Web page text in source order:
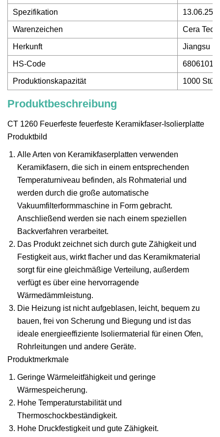
Spezifikation
Warenzeichen Cera Tec
Herkunft Jiangsu
HS-Code
Produktionskapazität 1000
Produktbeschreibung
CT 1260 Feuerfeste feuerfeste Keramikfaser-Isolierplatte
Produktbild
Alle Arten von Keramikfaserplatten verwenden
Keramikfasern, die sich in einem entsprechenden
Temperaturniveau befinden, als Rohmaterial und
werden durch die große automatische
Vakuumfilterformmaschine in Form gebracht.
Anschließend werden sie nach einem speziellen
Backverfahren verarbeitet.
Das Produkt zeichnet sich durch gute Zähigkeit und
Festigkeit aus, wirkt flacher und das Keramikmaterial
sorgt für eine gleichmäßige Verteilung, außerdem
verfügt es über eine hervorragende
Wärmedämmleistung.
Die Heizung ist nicht aufgeblasen, leicht, bequem zu
bauen, frei von Scherung und Biegung und ist das
ideale energieeffiziente Isoliermaterial für einen Ofen,
Rohrleitungen und andere Geräte.
Produktmerkmale
Geringe Wärmeleitfähigkeit und geringe
Wärmespeicherung.
Hohe Temperaturstabilität und
Thermoschockbeständigkeit.
Hohe Druckfestigkeit und gute Zähigkeit.